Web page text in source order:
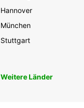
Hannover
München
Stuttgart
Weitere Länder